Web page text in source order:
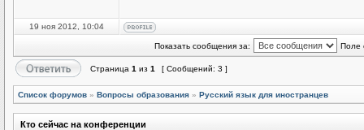
19 ноя 2012, 10:04
Показать сообщения за: Поле
Страница 1 из 1 [ Сообщений: 3 ]
Список форумов » Вопросы образования » Русский язык для иностранцев
Кто сейчас на конференции